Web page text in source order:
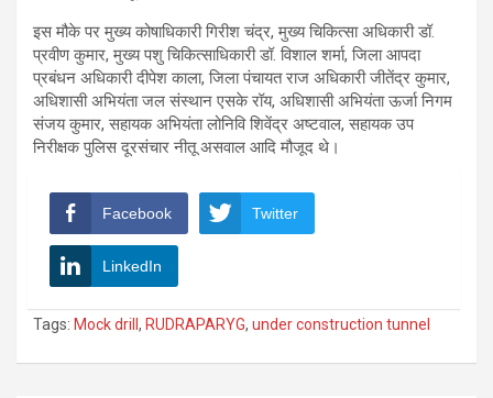
इस मौके पर मुख्य कोषाधिकारी गिरीश चंद्र, मुख्य चिकित्सा अधिकारी डॉ.
प्रवीण कुमार, मुख्य पशु चिकित्साधिकारी डॉ. विशाल शर्मा, जिला आपदा
प्रबंधन अधिकारी दीपेश काला, जिला पंचायत राज अधिकारी जीतेंद्र कुमार,
अधिशासी अभियंता जल संस्थान एसके रॉय, अधिशासी अभियंता ऊर्जा निगम
संजय कुमार, सहायक अभियंता लोनिवि शिवेंद्र अष्टवाल, सहायक उप
निरीक्षक पुलिस दूरसंचार नीतू असवाल आदि मौजूद थे।
Facebook Twitter
LinkedIn
Tags: Mock drill , RUDRAPARYG, under construction tunnel